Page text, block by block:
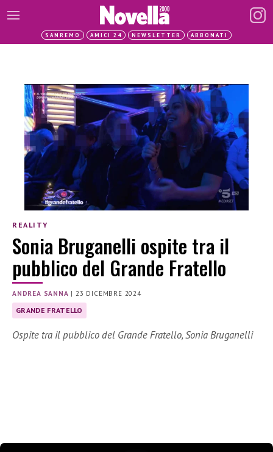
SANREMO AMICI 24 NEWSLETTER ABBONATI
REALITY
Sonia Bruganelli ospite tra il
pubblico del Grande Fratello
ANDREA SANNA |23 DICEMBRE 2024
GRANDE FRATELLO
Ospite tra il pubblico del Grande Fratello, Sonia Bruganelli